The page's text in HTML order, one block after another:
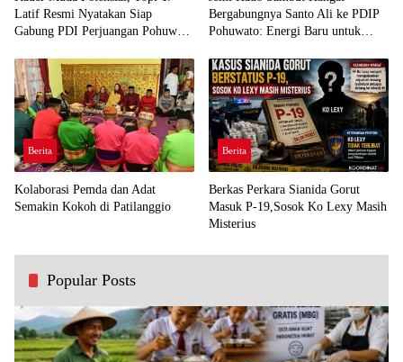
Latif Resmi Nyatakan Siap
Gabung PDI Perjuangan Pohuwato
Bergabungnya Santo Ali ke PDIP
Pohuwato: Energi Baru untuk
Berita
Kolaborasi Pemda dan Adat
Semakin Kokoh di Patilanggio
Berita
Berkas Perkara Sianida Gorut
Masuk P-19,Sosok Ko Lexy Masih
Misterius
Popular Posts